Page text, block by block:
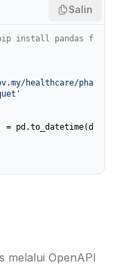
Salin
install pandas f
healthcare/pha
] = pd.to_datetime(d
melalui OpenAPI